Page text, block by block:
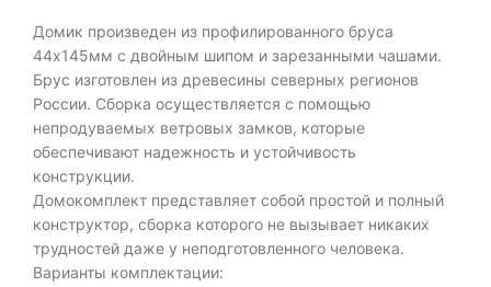
Домик произведен из профилированного бруса
44х145мм с двойным шипом и зарезанными чашами.
Брус изготовлен из древесины северных регионов
России. Сборка осуществляется с помощью
непродуваемых ветровых замков, которые
обеспечивают надежность и устойчивость
конструкции.
Домокомплект представляет собой простой и полный
конструктор, сборка которого не вызывает никаких
трудностей даже у неподготовленного человека.
Варианты комплектации: